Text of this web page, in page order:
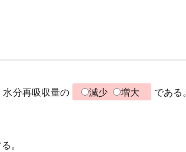
分再吸収量の 減少 増大
である
。